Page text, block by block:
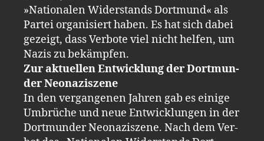
»Na­tio­na­len Wi­der­stands Dort­mund« als
Par­tei or­ga­ni­siert haben. Es hat sich dabei
ge­zeigt, dass Ver­bo­te viel nicht hel­fen, um
Nazis zu be­kämp­fen.
Zur ak­tu­el­len Ent­wick­lung der Dort­mun­
der Neo­na­zi­sze­ne
In den ver­gan­ge­nen Jah­ren gab es ei­ni­ge
Um­brü­che und neue Ent­wick­lun­gen in der
Dort­mun­der Neo­na­zi­sze­ne. Nach dem Ver­